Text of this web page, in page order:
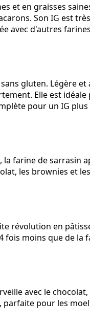
et en graisses
Son IG est
avec d'autres
gluten. Légère et
Elle est idéale
pour un IG plus
la farine de sarrasin
les brownies et les
révolution en
fois moins que de la
avec le chocolat,
pour les